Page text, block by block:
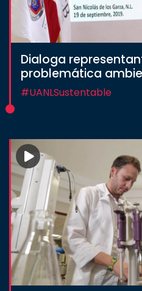
Dialoga
problemática
#UANLSustentable